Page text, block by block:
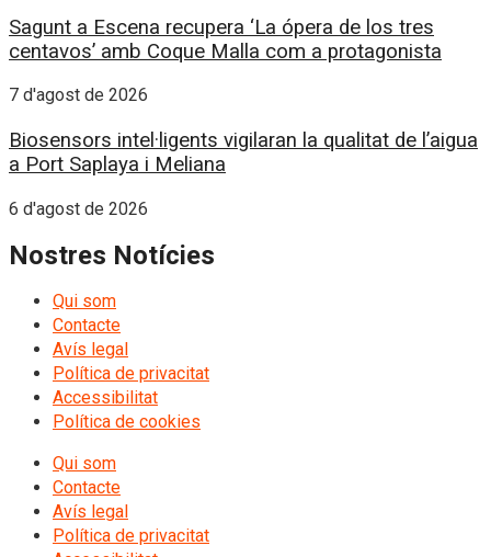
Sagunt a Escena recupera ‘La ópera de los tres
centavos’ amb Coque Malla com a protagonista
7 d'agost de 2026
Biosensors intel·ligents vigilaran la qualitat de l’aigua
a Port Saplaya i Meliana
6 d'agost de 2026
Nostres Notícies
Qui som
Contacte
Avís legal
Política de privacitat
Accessibilitat
Política de cookies
Qui som
Contacte
Avís legal
Política de privacitat